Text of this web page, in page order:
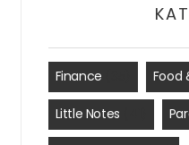
Finance Food
Little Notes